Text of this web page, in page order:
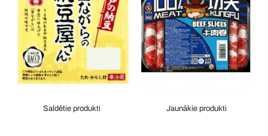
Saldētie produkti Jaunākie produkti